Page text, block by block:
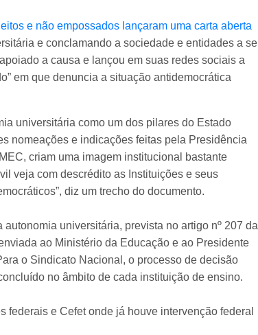
e não empossados lançaram uma carta aberta
e conclamando a sociedade e entidades a se
a causa e lançou em suas redes sociais a
em que denuncia a situação antidemocrática
universitária como um dos pilares do Estado
nomeações e indicações feitas pela Presidência
criam uma imagem institucional bastante
veja com descrédito as Instituições e seus
diz um trecho do documento.
universitária, prevista no artigo nº 207 da
ao Ministério da Educação e ao Presidente
o Sindicato Nacional, o processo de decisão
no âmbito de cada instituição de ensino.
e Cefet onde já houve intervenção federal